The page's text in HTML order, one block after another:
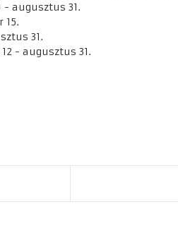
augusztus 31.
31.
- augusztus 31.